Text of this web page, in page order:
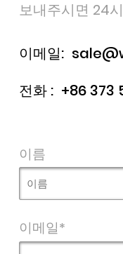
보내주시면 24
이메일:
전화 : +86 373
이름
이메일*